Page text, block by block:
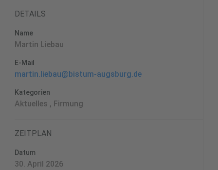
DETAILS
Name
Martin Liebau
E-Mail
martin.liebau@bistum-augsburg.de
Kategorien
Aktuelles , Firmung
ZEITPLAN
Datum
30. April 2026